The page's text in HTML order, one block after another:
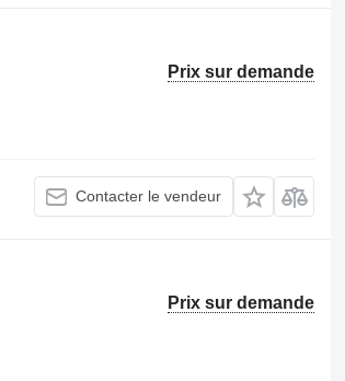
Prix sur demande
Contacter le vendeur
Prix sur demande